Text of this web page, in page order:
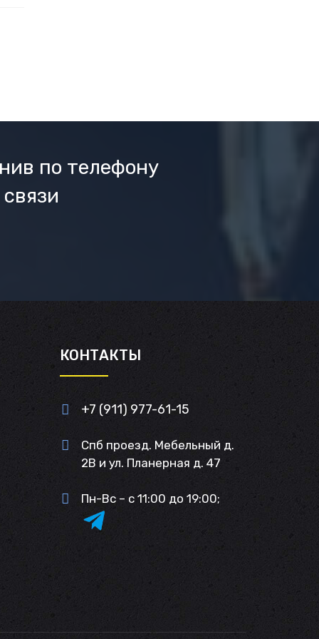
по телефону
КОНТАКТЫ
+7 (911) 977-61-15
Спб проезд. Мебельный д.
2В и ул. Планерная д. 47
Пн-Вс – с 11:00 до 19:00;